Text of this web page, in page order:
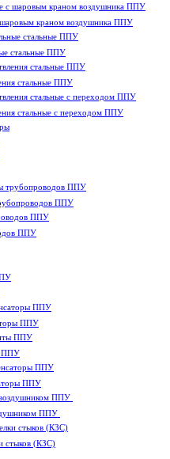
шаровым краном воздушника ППУ
стальные ППУ
стальные ППУ
стальные с переходом ППУ
ППУ
ППУ
ППУ
ППУ
ППУ
ППУ
стыков (КЗС)